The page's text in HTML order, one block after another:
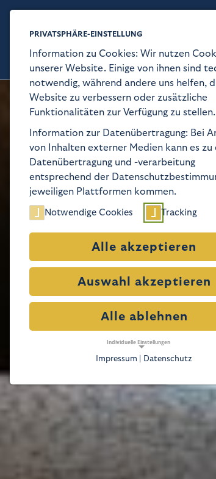
PRIVATSPHÄRE-EINSTELLUNG
Information zu Cookies: Wir nutzen
unserer Website. Einige von ihnen sind
notwendig, während andere uns helfen,
Website zu verbessern oder zusätzliche
Funktionalitäten zur Verfügung zu stellen.
Information zur Datenübertragung: Bei
von Inhalten externer Medien kann es zu
Datenübertragung und -verarbeitung
entsprechend der
jeweiligen Plattformen kommen.
Notwendige Cookies Tracking
Alle akzeptieren
Alle ablehnen
Auswahl akzeptieren
Individuelle Einstellungen
Funktionen und sind für die einwandfreie
Funktion der Website erforderlich.
Impressum | Datenschutz